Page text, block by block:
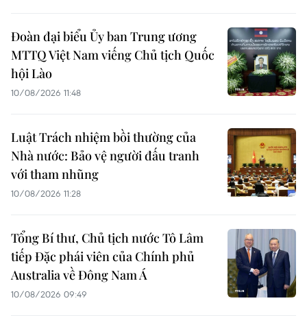
Đoàn đại biểu Ủy ban Trung ương
MTTQ Việt Nam viếng Chủ tịch Quốc
hội Lào
10/08/2026 11:48
Luật Trách nhiệm bồi thường của
Nhà nước: Bảo vệ người đấu tranh
với tham nhũng
10/08/2026 11:28
Tổng Bí thư, Chủ tịch nước Tô Lâm
tiếp Đặc phái viên của Chính phủ
Australia về Đông Nam Á
10/08/2026 09:49